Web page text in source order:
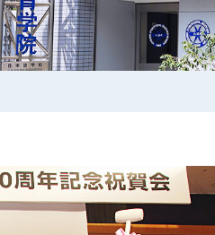
その他の選択